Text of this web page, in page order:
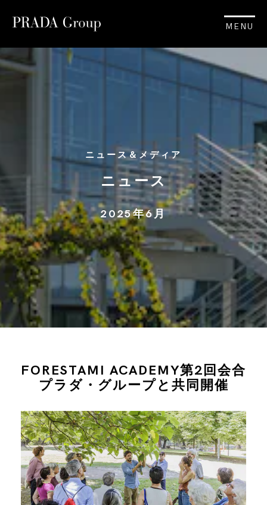
MENU
ニュース＆メディア
ニュース
2025年6月
FORESTAMI ACADEMY第2回会合
プラダ・グループと共同開催